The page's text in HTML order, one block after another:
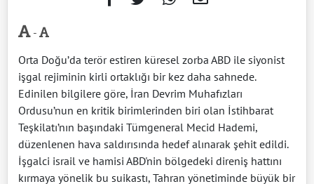
-
Orta Doğu’da terör estiren küresel zorba ABD ile siyonist
işgal rejiminin kirli ortaklığı bir kez daha sahnede.
Edinilen bilgilere göre, İran Devrim Muhafızları
Ordusu’nun en kritik birimlerinden biri olan İstihbarat
Teşkilatı’nın başındaki Tümgeneral Mecid Hademi,
düzenlenen hava saldırısında hedef alınarak şehit edildi.
İşgalci israil ve hamisi ABD'nin bölgedeki direniş hattını
kırmaya yönelik bu suikastı, Tahran yönetiminde büyük bir